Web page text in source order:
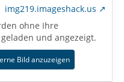
img219.imageshack.us
ohne Ihre
und angezeigt.
Bild anzuzeigen